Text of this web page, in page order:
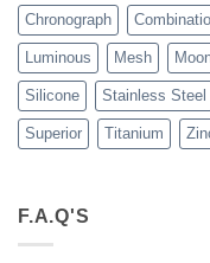
Chronograph
Luminous Mesh
Silicone Stainless Steel
Superior Titanium
F.A.Q'S